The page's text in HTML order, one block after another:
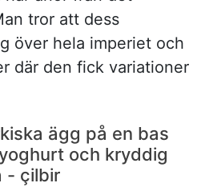
tror att dess
över hela imperiet och
där den fick variationer
ägg på en bas
och kryddig
- çilbir